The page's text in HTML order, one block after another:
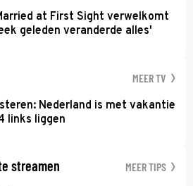
at First Sight verwelkomt
geleden veranderde alles'
MEER TV
Nederland is met vakantie
links liggen
streamen MEER TIPS